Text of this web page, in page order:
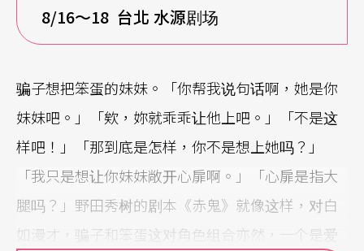
8/16～18 台北 水源剧场
骗子想把笨蛋的妹妹。「你帮我说句话啊，她是你
妹妹吧。」「欸，妳就乖乖让他上吧。」「不是这
样吧！」「那到底是怎样，你不是想上她吗？」
「我只是想让你妹妹敞开心扉啊。」「心扉是指大
腿吗？」野田秀树的剧本《赤鬼》就像这样，对白
如漫才，骗子和笨蛋这对角色组合亦然，一个是爱